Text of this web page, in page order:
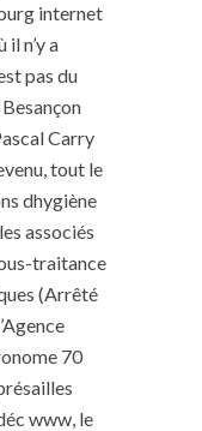
internet
n’y a
pas du
Carry
tout le
dhygiène
associés
traitance
(Arrêté
70
www, le